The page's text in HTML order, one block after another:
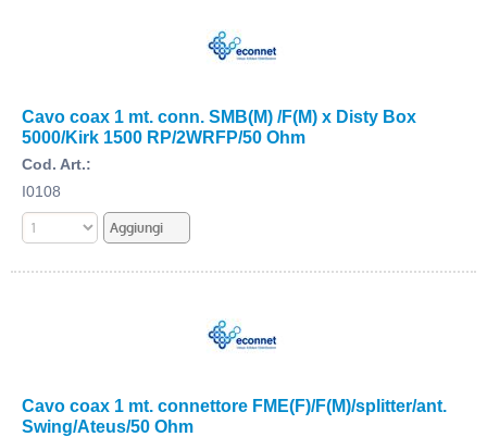
Cavo coax 1 mt. conn. SMB(M) /F(M) x Disty Box
5000/Kirk 1500 RP/2WRFP/50 Ohm
Cod. Art.:
I0108
Cavo coax 1 mt. connettore FME(F)/F(M)/splitter/ant.
Swing/Ateus/50 Ohm